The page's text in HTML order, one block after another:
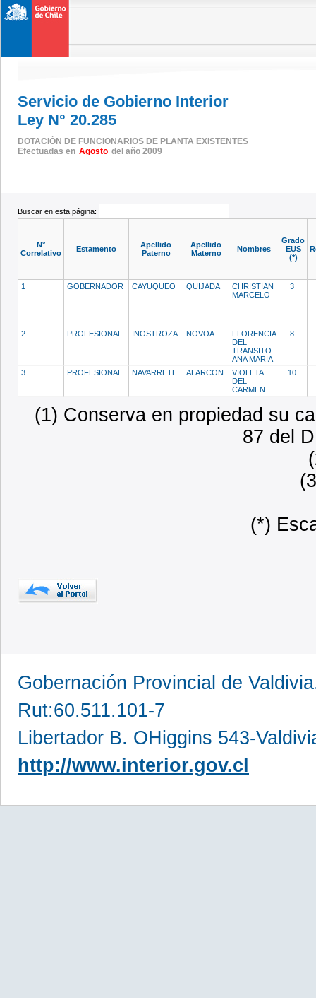
Servicio de Gobierno Interior
Ley N° 20.285
DOTACIÓN DE FUNCIONARIOS DE PLANTA EXISTENTES
Efectuadas en Agosto del año 2009
Buscar en esta página:
N°
Correlativo
Estamento
Apellido
Paterno
Apellido
Materno
Nombres
Grado
EUS
(*)
1 GOBERNADOR CAYUQUEO QUIJADA
CHRISTIAN
MARCELO
3
2 PROFESIONAL INOSTROZA NOVOA
FLORENCIA
DEL
TRANSITO
ANA MARIA
8
3 PROFESIONAL NAVARRETE ALARCON
VIOLETA
DEL
CARMEN
10
(1) Conserva en propiedad su
87 del
(*)
Gobernación Provincial de
Rut:60.511.101-7
Libertador B. OHiggins 543-
http://www.interior.gov.cl